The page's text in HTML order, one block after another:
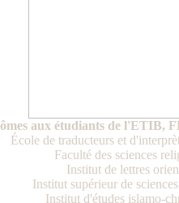
aux étudiants de
École de traducteurs et
Faculté des sciences
Institut de lettres
Institut supérieur de
Institut d'études islamo-